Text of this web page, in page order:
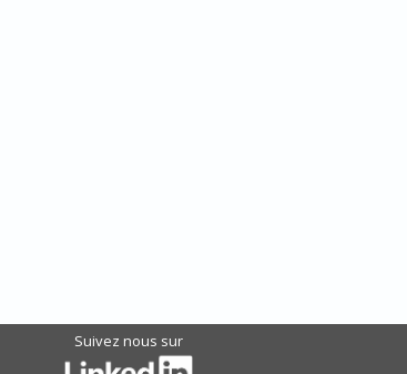
Suivez nous sur